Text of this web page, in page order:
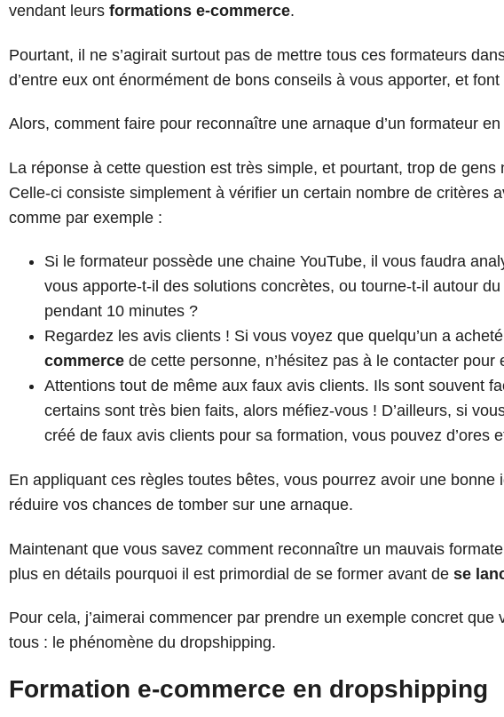
vendant leurs formations e-commerce.
Pourtant, il ne s’agirait surtout pas de mettre tous ces formateurs
d’entre eux ont énormément de bons conseils à vous apporter, et
Alors, comment faire pour reconnaître une arnaque d’un formateur
La réponse à cette question est très simple, et pourtant, trop de gens
Celle-ci consiste simplement à vérifier un certain nombre de critères
comme par exemple :
Si le formateur possède une chaine YouTube, il vous faudra
vous apporte-t-il des solutions concrètes, ou tourne-t-il autour
pendant 10 minutes ?
Regardez les avis clients ! Si vous voyez que quelqu’un a
commerce de cette personne, n’hésitez pas à le contacter
Attentions tout de même aux faux avis clients. Ils sont souvent
certains sont très bien faits, alors méfiez-vous ! D’ailleurs, si
créé de faux avis clients pour sa formation, vous pouvez d’ores
En appliquant ces règles toutes bêtes, vous pourrez avoir une bonne
réduire vos chances de tomber sur une arnaque.
Maintenant que vous savez comment reconnaître un mauvais
plus en détails pourquoi il est primordial de se former avant de se
Pour cela, j’aimerai commencer par prendre un exemple concret
tous : le phénomène du dropshipping.
Formation e-commerce en dropshipping